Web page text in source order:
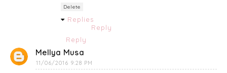
Delete
Replies
Reply
Reply
Mellya Musa
11/06/2016 9:28 PM